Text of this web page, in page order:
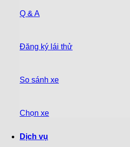
Q & A
Đăng ký lái thử
So sánh xe
Chọn xe
Dịch vụ